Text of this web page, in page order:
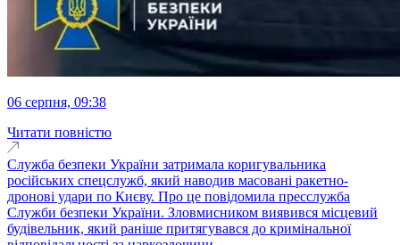
06 серпня, 09:38
Читати повністю
Служба безпеки України затримала коригувальника
російських спецслужб, який наводив масовані ракетно-
дронові удари по Києву. Про це повідомила пресслужба
Служби безпеки України. Зловмисником виявився місцевий
будівельник, який раніше притягувався до кримінальної